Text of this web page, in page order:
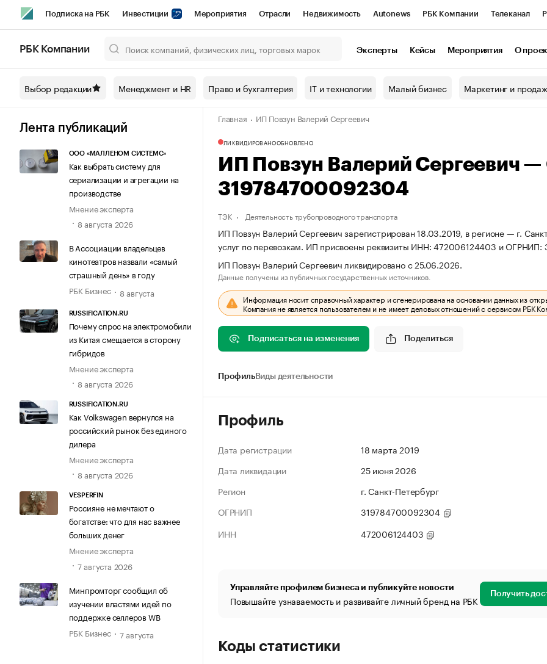
Подписка на РБК Инвестиции Мероприятия Отрасли Недвижимость Autonews РБК Компании Телеканал
Спецпроекты СПб Конференции СПб Спецпроекты Проверка контрагентов
Технологии и медиа Рынок наличной валюты
РБК Компании Эксперты Кейсы Мероприятия О
Выбор редакции Менеджмент и HR Право и бухгалтерия IT и технологии Малый бизнес Маркетинг и
Лента публикаций
ООО «МАЛЛЕНОМ СИСТЕМС»
Как выбрать систему для
сериализации и агрегации на
производстве
Мнение эксперта
8 августа 2026
В Ассоциации владельцев
кинотеатров назвали «самый
страшный день» в году
РБК Бизнес
8 августа
RUSSIFICATION.RU
Почему спрос на электромобили
из Китая смещается в сторону
гибридов
Мнение эксперта
8 августа 2026
RUSSIFICATION.RU
Как Volkswagen вернулся на
российский рынок без единого
дилера
Мнение эксперта
8 августа 2026
VESPERFIN
Россияне не мечтают о
богатстве: что для нас важнее
больших денег
Мнение эксперта
7 августа 2026
Минпромторг сообщил об
изучении властями идей по
поддержке селлеров WB
РБК Бизнес
7 августа
Главная ИП Повзун Валерий Сергеевич
ЛИКВИДИРОВАНООБНОВЛЕНО
ИП Повзун Валерий Сергеевич
319784700092304
ТЭК Деятельность трубопроводного транспорта
ИП Повзун Валерий Сергеевич зарегистрирован 18.03.2019, в регионе — г.
услуг по перевозкам. ИП присвоены реквизиты ИНН: 472006124403 и
ИП Повзун Валерий Сергеевич ликвидировано с 25.06.2026.
Данные получены из публичных государственных источников.
Информация носит справочный характер и сгенерирована на основании данных из
Компания не является пользователем и не имеет деловых отношений с сервисом РБК
Подписаться на изменения Поделиться
ПрофильВиды деятельности
Профиль
Дата регистрации
18 марта 2019
Дата ликвидации
25 июня 2026
Регион
г. Санкт-Петербург
ОГРНИП
319784700092304
ИНН
472006124403
Управляйте профилем бизнеса и публикуйте новости
Повышайте узнаваемость и развивайте личный бренд на РБК Получить
Коды статистики